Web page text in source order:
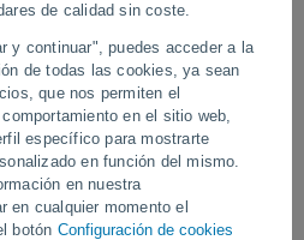
de calidad sin coste.
y continuar", puedes acceder a la
de todas las cookies, ya sean
que nos permiten el
en el sitio web,
específico para mostrarte
en función del mismo.
en nuestra
en cualquier momento el
botón Configuración de cookies
en Puerto
ha
daños en la
importantes daños materiales,
del tendido eléctrico en la costanera